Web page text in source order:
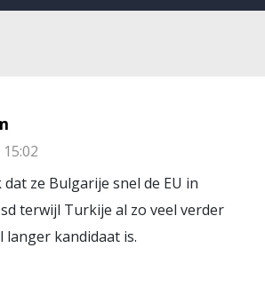
ze Bulgarije snel de EU in
terwijl Turkije al zo veel verder
langer kandidaat is.